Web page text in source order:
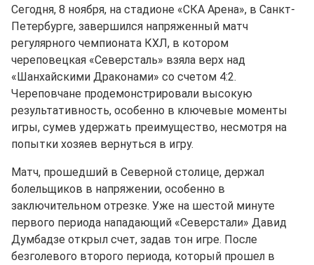
Сегодня, 8 ноября, на стадионе «СКА Арена», в Санкт-
Петербурге, завершился напряженный матч
регулярного чемпионата КХЛ, в котором
череповецкая «Северсталь» взяла верх над
«Шанхайскими Драконами» со счетом 4:2.
Череповчане продемонстрировали высокую
результативность, особенно в ключевые моменты
игры, сумев удержать преимущество, несмотря на
попытки хозяев вернуться в игру.
Матч, прошедший в Северной столице, держал
болельщиков в напряжении, особенно в
заключительном отрезке. Уже на шестой минуте
первого периода нападающий «Северстали» Давид
Думбадзе открыл счет, задав тон игре. После
безголевого второго периода, который прошел в